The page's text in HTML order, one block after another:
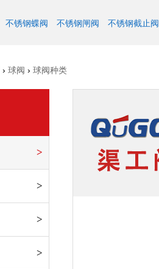
不锈钢蝶阀 不锈钢闸阀 不锈钢截止阀
› 球阀 › 球阀种类